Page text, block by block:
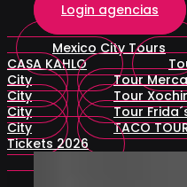
Login agencias
Mexico City Tours
CASA KAHLO
City
Tour
City
Tour
City
Tour
City
TACO
Tickets 2026